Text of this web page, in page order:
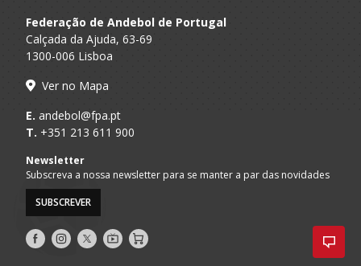
Federação de Andebol de Portugal
Calçada da Ajuda, 63-69
1300-006 Lisboa
Ver no Mapa
E. andebol@fpa.pt
T. +351 213 611 900
Newsletter
Subscreva a nossa newsletter para se manter a par das novidades
SUBSCREVER
Siga-
nos
Siga-
nos
Siga-
nos
AndebolTV
Loja